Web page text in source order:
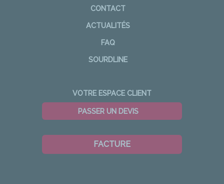
CONTACT
ACTUALITÉS
FAQ
SOURDLINE
VOTRE ESPACE CLIENT
PASSER UN DEVIS
FACTURE